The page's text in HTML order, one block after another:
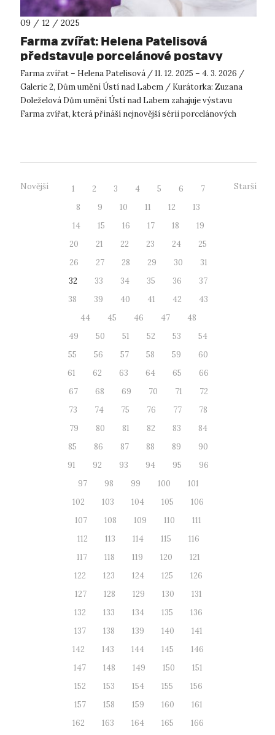
09 / 12 / 2025
Farma zvířat: Helena Patelisová
představuje porcelánové postavy
inspirované Orwellem
Farma zvířat – Helena Patelisová / 11. 12. 2025 – 4. 3. 2026 /
Galerie 2, Dům umění Ústí nad Labem / Kurátorka: Zuzana
Doleželová Dům umění Ústí nad Labem zahajuje výstavu
Farma zvířat, která přináší nejnovější sérii porcelánových
Novější 1 2 3 4 5 6
7
8
9 10 11 12
13
14
15 16 17 18
19
20
21 22 23 24
25
26
27 28 29 30
31
32
33 34 35 36
37
38
39 40 41 42
43
44
45 46 47
48
49
50 51 52 53
54
55
56 57 58 59
60
61
62 63 64 65
66
67
68 69 70 71
72
73
74 75 76 77
78
79
80 81 82 83
84
85
86 87 88 89
90
91
92 93 94 95
96
97
98 99 100
101
102
103 104 105
106
107
108 109 110
111
112
113 114 115
116
117
118 119 120
121
122
123 124 125
126
127
128 129 130
131
132
133 134 135
136
137
138 139 140
141
142
143 144 145
146
147
148 149 150
151
152
153 154 155
156
157
158 159 160
161
162
163 164 165
166
Starší